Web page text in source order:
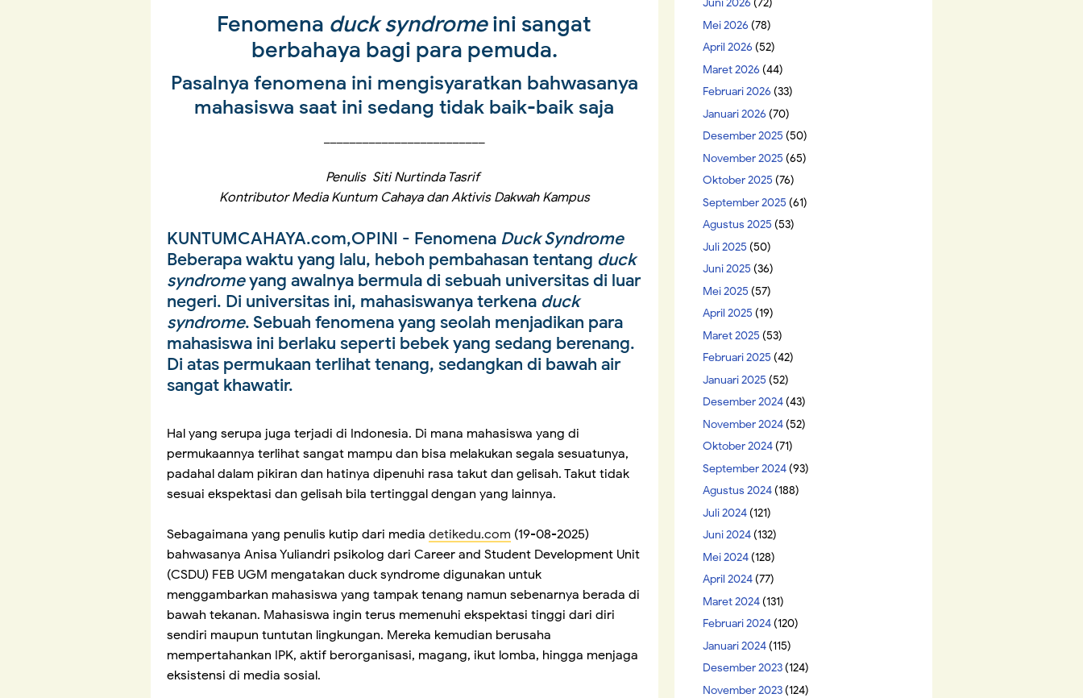
Fenomena duck syndromeini sangat
berbahaya bagi para pemuda.
Pasalnya fenomena ini mengisyaratkan bahwasanya
mahasiswa saat ini sedang tidak baik-baik saja
Penulis Siti Nurtinda Tasrif
Kontributor Media Kuntum Cahaya dan Aktivis Dakwah Kampus
KUNTUMCAHAYA.com,OPINI - Fenomena Duck Syndrome
Beberapa waktu yang lalu, heboh pembahasan tentang duck
syndromeyang awalnya bermula di sebuah universitas di luar
negeri. Di universitas ini, mahasiswanya terkena duck
syndrome. Sebuah fenomena yang seolah menjadikan para
mahasiswa ini berlaku seperti bebek yang sedang berenang.
Di atas permukaan terlihat tenang, sedangkan di bawah air
sangat khawatir.
Hal yang serupa juga terjadi di Indonesia. Di mana mahasiswa yang di
permukaannya terlihat sangat mampu dan bisa melakukan segala sesuatunya,
padahal dalam pikiran dan hatinya dipenuhi rasa takut dan gelisah. Takut tidak
sesuai ekspektasi dan gelisah bila tertinggal dengan yang lainnya.
Sebagaimana yang penulis kutip dari media detikedu.com (19-08-2025)
bahwasanya Anisa Yuliandri psikolog dari Career and Student Development Unit
(CSDU) FEB UGM mengatakan duck syndrome digunakan untuk
menggambarkan mahasiswa yang tampak tenang namun sebenarnya berada di
bawah tekanan. Mahasiswa ingin terus memenuhi ekspektasi tinggi dari diri
sendiri maupun tuntutan lingkungan. Mereka kemudian berusaha
mempertahankan IPK, aktif berorganisasi, magang, ikut lomba, hingga menjaga
eksistensi di media sosial.
Juni 2026 (72)
Mei 2026 (78)
April 2026 (52)
Maret 2026 (44)
Februari 2026 (33)
Januari 2026 (70)
Desember 2025 (50)
November 2025 (65)
Oktober 2025 (76)
September 2025 (61)
Agustus 2025 (53)
Juli 2025 (50)
Juni 2025 (36)
Mei 2025 (57)
April 2025 (19)
Maret 2025 (53)
Februari 2025 (42)
Januari 2025 (52)
Desember 2024(43)
November 2024(52)
Oktober 2024(71)
September 2024(93)
Agustus 2024(188)
Juli 2024(121)
Juni 2024(132)
Mei 2024(128)
April 2024(77)
Maret 2024(131)
Februari 2024(120)
Januari 2024(115)
Desember 2023(124)
November 2023(124)